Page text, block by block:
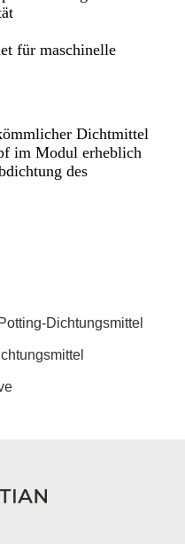
für maschinelle
Dichtmittel
im Modul erheblich
des
Dichtungsmittel